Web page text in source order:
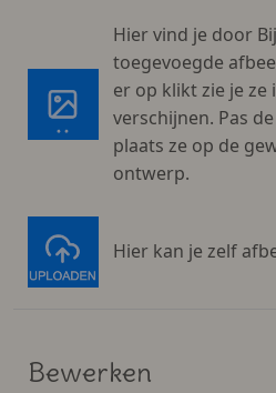
Hier vind je door
toegevoegde
er op klikt zie je ze
verschijnen. Pas
plaats ze op de
ontwerp.
Hier kan je zelf
Bewerken